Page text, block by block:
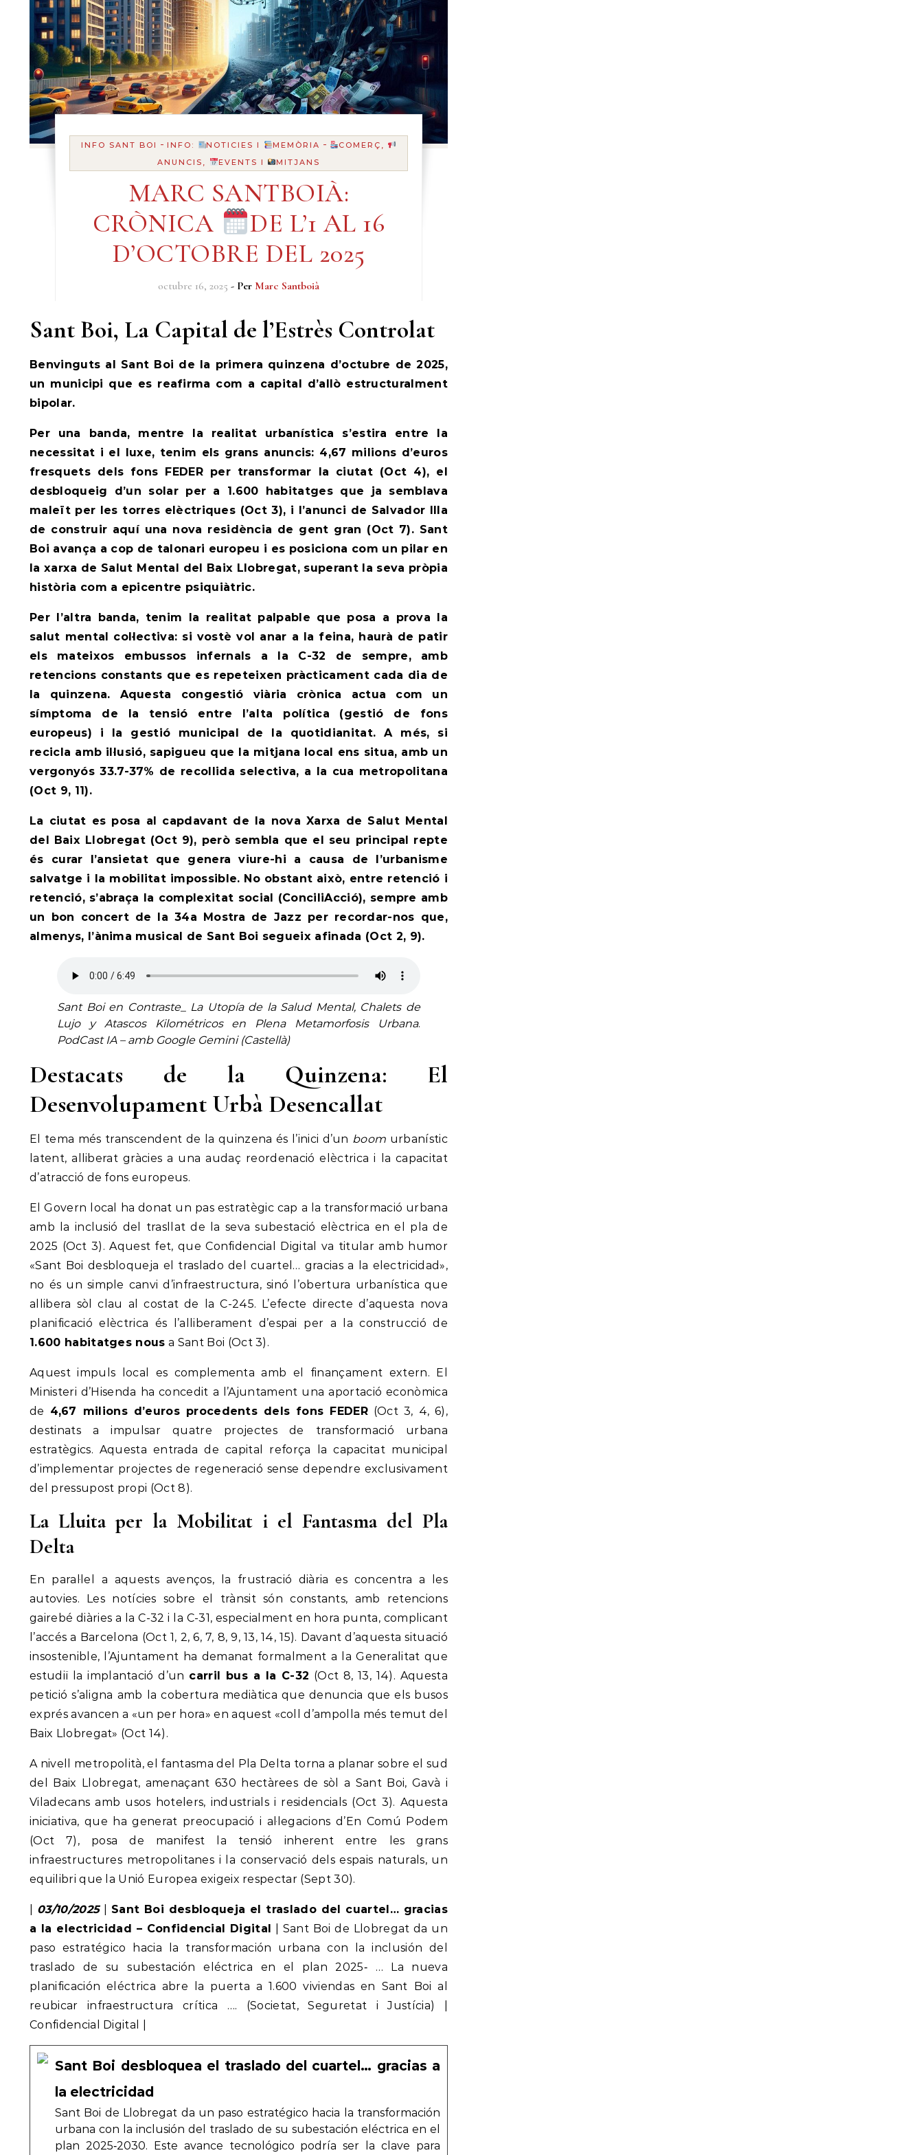
INFO SANT BOI - INFO: NOTICIES I MEMÒRIA -
COMERÇ,
ANUNCIS,
EVENTS I MITJANS
MARC SANTBOIÀ:
CRÒNICA
DE L’1 AL 16
D’OCTOBRE DEL 2025
octubre 16, 2025 - Per Marc Santboià
Sant Boi, La Capital de l’Estrès Controlat
Benvinguts al Sant Boi de la primera quinzena d’octubre de 2025,
un municipi que es reafirma com a capital d’allò estructuralment
bipolar.
Per una banda, mentre la realitat urbanística s’estira entre la
necessitat i el luxe, tenim els grans anuncis: 4,67 milions d’euros
fresquets dels fons FEDER per transformar la ciutat (Oct 4), el
desbloqueig d’un solar per a 1.600 habitatges que ja semblava
maleït per les torres elèctriques (Oct 3), i l’anunci de Salvador Illa
de construir aquí una nova residència de gent gran (Oct 7). Sant
Boi avança a cop de talonari europeu i es posiciona com un pilar en
la xarxa de Salut Mental del Baix Llobregat, superant la seva pròpia
història com a epicentre psiquiàtric.
Per l’altra banda, tenim la realitat palpable que posa a prova la
salut mental col·lectiva: si vostè vol anar a la feina, haurà de patir
els mateixos embussos infernals a la C-32 de sempre, amb
retencions constants que es repeteixen pràcticament cada dia de
la quinzena. Aquesta congestió viària crònica actua com un
símptoma de la tensió entre l’alta política (gestió de fons
europeus) i la gestió municipal de la quotidianitat. A més, si
recicla amb il·lusió, sapigueu que la mitjana local ens situa, amb un
vergonyós 33.7-37% de recollida selectiva, a la cua metropolitana
(Oct 9, 11).
La ciutat es posa al capdavant de la nova Xarxa de Salut Mental
del Baix Llobregat (Oct 9), però sembla que el seu principal repte
és curar l’ansietat que genera viure-hi a causa de l’urbanisme
salvatge i la mobilitat impossible. No obstant això, entre retenció i
retenció, s’abraça la complexitat social (ConciliAcció), sempre amb
un bon concert de la 34a Mostra de Jazz per recordar-nos que,
almenys, l’ànima musical de Sant Boi segueix afinada (Oct 2, 9).
Sant Boi en Contraste_ La Utopía de la Salud Mental, Chalets de
Lujo y Atascos Kilométricos en Plena Metamorfosis Urbana.
PodCast IA – amb Google Gemini (Castellà)
Destacats de la Quinzena: El
Desenvolupament Urbà Desencallat
El tema més transcendent de la quinzena és l’inici d’un boom urbanístic
latent, alliberat gràcies a una audaç reordenació elèctrica i la capacitat
d’atracció de fons europeus.
El Govern local ha donat un pas estratègic cap a la transformació urbana
amb la inclusió del trasllat de la seva subestació elèctrica en el pla de
2025 (Oct 3). Aquest fet, que Confidencial Digital va titular amb humor
«Sant Boi desbloqueja el traslado del cuartel… gracias a la electricidad»,
no és un simple canvi d’infraestructura, sinó l’obertura urbanística que
allibera sòl clau al costat de la C-245. L’efecte directe d’aquesta nova
planificació elèctrica és l’alliberament d’espai per a la construcció de
1.600 habitatges nous a Sant Boi (Oct 3).
Aquest impuls local es complementa amb el finançament extern. El
Ministeri d’Hisenda ha concedit a l’Ajuntament una aportació econòmica
de 4,67 milions d’euros procedents dels fons FEDER(Oct 3, 4, 6),
destinats a impulsar quatre projectes de transformació urbana
estratègics. Aquesta entrada de capital reforça la capacitat municipal
d’implementar projectes de regeneració sense dependre exclusivament
del pressupost propi (Oct 8).
La Lluita per la Mobilitat i el Fantasma del Pla
Delta
En paral·lel a aquests avenços, la frustració diària es concentra a les
autovies. Les notícies sobre el trànsit són constants, amb retencions
gairebé diàries a la C-32 i la C-31, especialment en hora punta, complicant
l’accés a Barcelona (Oct 1, 2, 6, 7, 8, 9, 13, 14, 15). Davant d’aquesta situació
insostenible, l’Ajuntament ha demanat formalment a la Generalitat que
estudiï la implantació d’un carril bus a la C-32 (Oct 8, 13, 14). Aquesta
petició s’aligna amb la cobertura mediàtica que denuncia que els busos
exprés avancen a «un per hora» en aquest «coll d’ampolla més temut del
Baix Llobregat» (Oct 14).
A nivell metropolità, el fantasma del Pla Delta torna a planar sobre el sud
del Baix Llobregat, amenaçant 630 hectàrees de sòl a Sant Boi, Gavà i
Viladecans amb usos hotelers, industrials i residencials (Oct 3). Aquesta
iniciativa, que ha generat preocupació i al·legacions d’En Comú Podem
(Oct 7), posa de manifest la tensió inherent entre les grans
infraestructures metropolitanes i la conservació dels espais naturals, un
equilibri que la Unió Europea exigeix respectar (Sept 30).
03/10/2025| Sant Boi desbloqueja el traslado del cuartel… gracias
a la electricidad – Confidencial Digital | Sant Boi de Llobregat da un
paso estratégico hacia la transformación urbana con la inclusión del
traslado de su subestación eléctrica en el plan 2025‑ … La nueva
planificación eléctrica abre la puerta a 1.600 viviendas en Sant Boi al
reubicar infraestructura crítica …. (Societat, Seguretat i Justícia) |
Confidencial Digital |
Sant Boi desbloquea el traslado del cuartel… gracias a
la electricidad
Sant Boi de Llobregat da un paso estratégico hacia la transformación
urbana con la inclusión del traslado de su subestación eléctrica en el
plan 2025‑2030. Este avance tecnológico podría ser la clave para